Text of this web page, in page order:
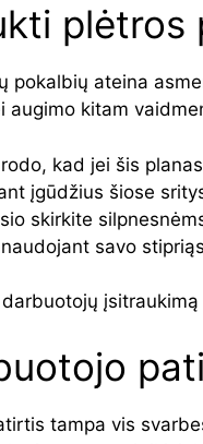
plėtros
pokalbių ateina
augimo kitam
kad jei šis
įgūdžius šiose
skirkite
savo
tampa vis